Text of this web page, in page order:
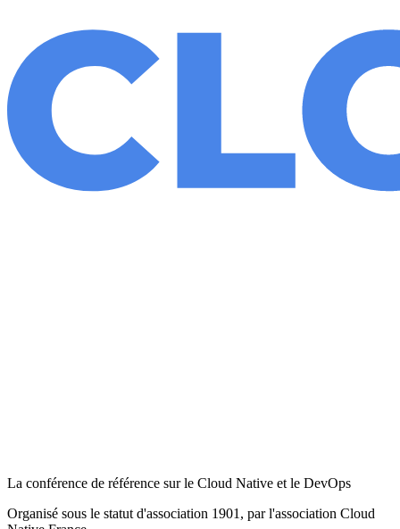
La conférence de référence sur le Cloud Native et le DevOps
Organisé sous le statut d'association 1901, par l'association Cloud